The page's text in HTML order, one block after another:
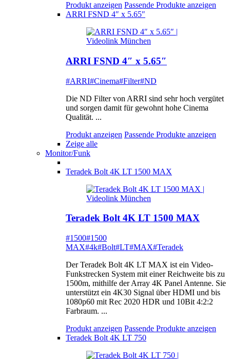
Produkt anzeigen Passende Produkte anzeigen
ARRI FSND 4″ x 5.65″
ARRI FSND 4″ x 5.65″
#ARRI#Cinema#Filter#ND
Die ND Filter von ARRI sind sehr hoch vergütet
und sorgen damit für gewohnt hohe Cinema
Qualität. ...
Produkt anzeigen Passende Produkte anzeigen
Zeige alle
Monitor/Funk
Teradek Bolt 4K LT 1500 MAX
Teradek Bolt 4K LT 1500 MAX
#1500#1500
MAX#4k#Bolt#LT#MAX#Teradek
Der Teradek Bolt 4K LT MAX ist ein Video-
Funkstrecken System mit einer Reichweite bis zu
1500m, mithilfe der Array 4K Panel Antenne. Sie
unterstützt ein 4K30 Signal über HDMI und bis
1080p60 mit Rec 2020 HDR und 10Bit 4:2:2
Farbraum. ...
Produkt anzeigen Passende Produkte anzeigen
Teradek Bolt 4K LT 750